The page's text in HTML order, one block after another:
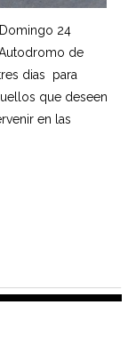
24
de
dias para
que deseen
en las